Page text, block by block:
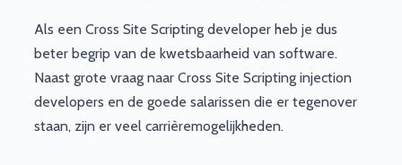
Als een Cross Site Scripting developer heb je dus
beter begrip van de kwetsbaarheid van software.
Naast grote vraag naar Cross Site Scripting injection
developers en de goede salarissen die er tegenover
staan, zijn er veel carrièremogelijkheden.